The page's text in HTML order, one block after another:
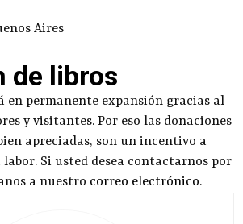
Aires
de libros
en permanente expansión gracias al
y visitantes. Por eso las donaciones
apreciadas, son un incentivo a
Si usted desea contactarnos por
a nuestro correo electrónico.